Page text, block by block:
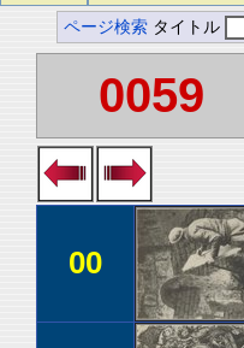
ページ検索 タイトル
0059
00